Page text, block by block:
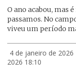
O ano acabou, mas
passamos. No
viveu um período
4 de janeiro de 2026
2026 18:10